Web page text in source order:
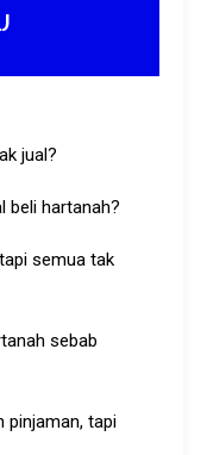
jual?
beli hartanah?
semua tak
sebab
pinjaman, tapi